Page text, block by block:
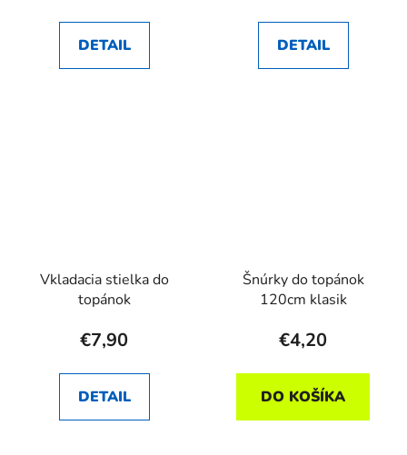
DETAIL DETAIL
Vkladacia stielka do
topánok
€7,90
DETAIL
Šnúrky do topánok
120cm klasik
€4,20
DO KOŠÍKA